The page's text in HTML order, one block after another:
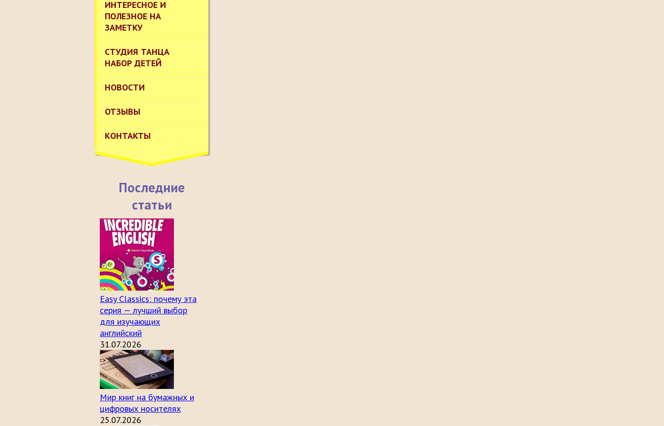
ИНТЕРЕСНОЕ И
ПОЛЕЗНОЕ НА
ЗАМЕТКУ
СТУДИЯ ТАНЦА
НАБОР ДЕТЕЙ
НОВОСТИ
ОТЗЫВЫ
КОНТАКТЫ
Последние
статьи
Easy Classics: почему эта
серия — лучший выбор
для изучающих
английский
31.07.2026
Мир книг на бумажных и
цифровых носителях
25.07.2026